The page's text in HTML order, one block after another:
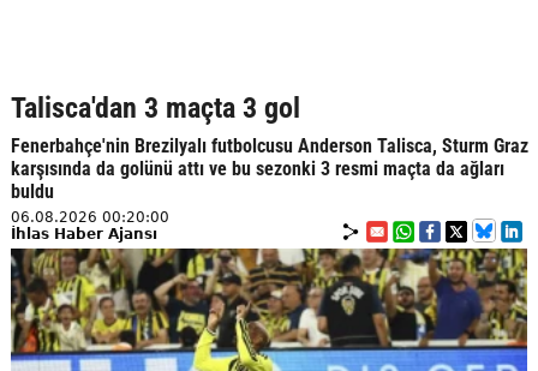
Talisca'dan 3 maçta 3 gol
Fenerbahçe'nin Brezilyalı futbolcusu Anderson Talisca, Sturm Graz
karşısında da golünü attı ve bu sezonki 3 resmi maçta da ağları
buldu
06.08.2026 00:20:00
İhlas Haber Ajansı